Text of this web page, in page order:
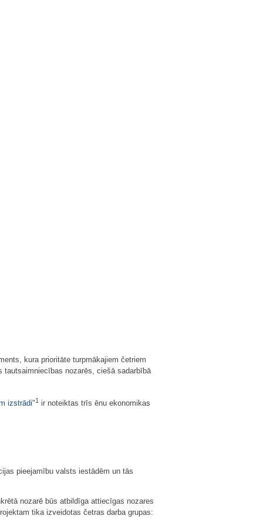
kura prioritāte turpmākajiem četriem
tautsaimniecības nozarēs, ciešā sadarbībā
izstrādi"1 ir noteiktas trīs ēnu ekonomikas
pieejamību valsts iestādēm un tās
nozarē būs atbildīga attiecīgas nozares
tika izveidotas četras darba grupas: